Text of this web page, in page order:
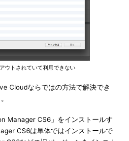
ウトされていて利用できない
Cloudならではの方法で解決でき
Manager CS6」をインストールす
CS6は単体ではインストールで